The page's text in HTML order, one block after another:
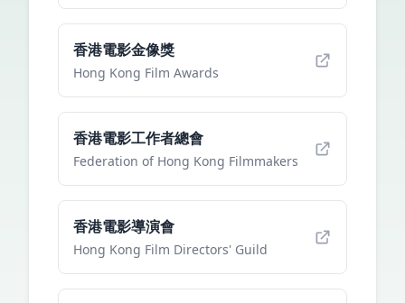
香港電影金像獎
Hong Kong Film Awards
香港電影工作者總會
Federation of Hong Kong Filmmakers
香港電影導演會
Hong Kong Film Directors' Guild